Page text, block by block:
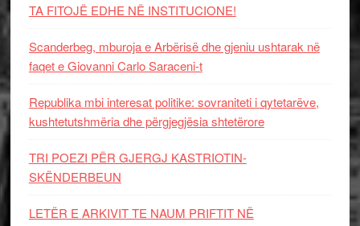
TA FITOJË EDHE NË INSTITUCIONE!
Scanderbeg, mburoja e Arbërisë dhe gjeniu ushtarak në
faqet e Giovanni Carlo Saraceni-t
Republika mbi interesat politike: sovraniteti i qytetarëve,
kushtetutshmëria dhe përgjegjësia shtetërore
TRI POEZI PËR GJERGJ KASTRIOTIN-
SKËNDERBEUN
LETËR E ARKIVIT TE NAUM PRIFTIT NË